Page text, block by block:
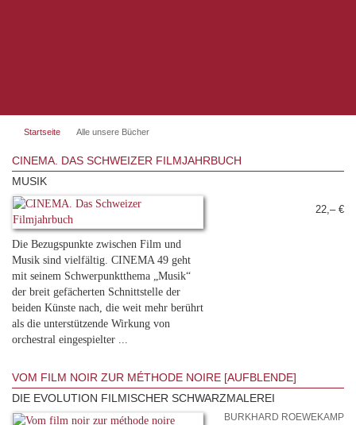
Startseite Alle unsere Bücher
CINEMA. DAS SCHWEIZER FILMJAHRBUCH
MUSIK
Die Bezugspunkte zwischen Film und
Musik sind vielfältig. CINEMA 49 geht
mit seinem Schwerpunktthema „Musik“
der breit gefächerten Schnittstelle der
beiden Künste nach, die weit mehr berührt
als die unterstützende Wirkung von
orchestral eingespielter ...
22,– €
VOM FILM NOIR ZUR MÉTHODE NOIRE [AUFBLENDE]
DIE EVOLUTION FILMISCHER SCHWARZMALEREI
BURKHARD ROEWEKAMP